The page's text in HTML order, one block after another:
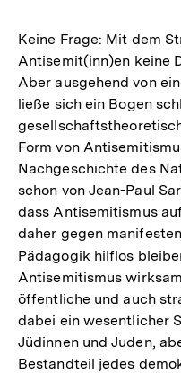
Keine Frage: Mit dem
Antisemit(inn)en keine
Aber ausgehend von
ließe sich ein Bogen
Form von
Nachgeschichte des
schon von Jean-Paul
dass Antisemitismus
daher gegen
Pädagogik hilflos
Antisemitismus
öffentliche und auch
dabei ein wesentlicher
Jüdinnen und Juden,
Bestandteil jedes